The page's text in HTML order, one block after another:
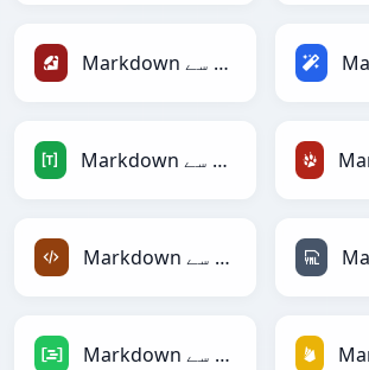
Markdown سے Ruby
Markdown سے TOML
Markdown سے XML
Markdown سے DAX